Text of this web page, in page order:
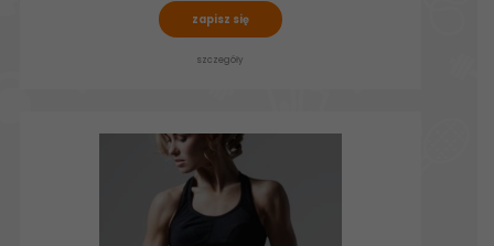
zapisz się
szczegóły